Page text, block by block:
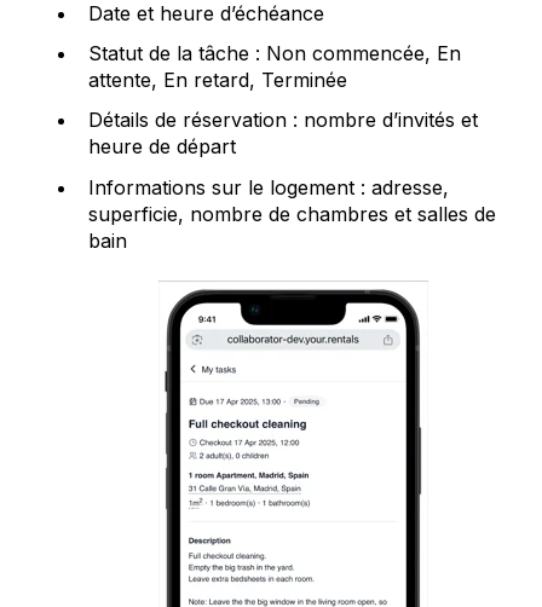
Date et heure d’échéance
Statut de la tâche : Non commencée, En
attente, En retard, Terminée
Détails de réservation : nombre d’invités et
heure de départ
Informations sur le logement : adresse,
superficie, nombre de chambres et salles de
bain